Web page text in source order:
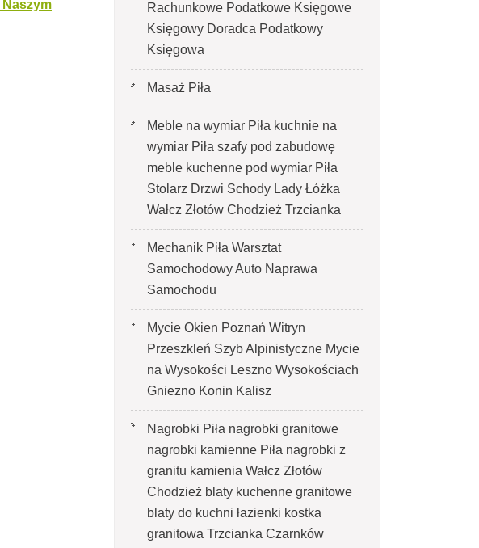
Rachunkowe Podatkowe Księgowe
Księgowy Doradca Podatkowy
Księgowa
Masaż Piła
Meble na wymiar Piła kuchnie na
wymiar Piła szafy pod zabudowę
meble kuchenne pod wymiar Piła
Stolarz Drzwi Schody Lady Łóżka
Wałcz Złotów Chodzież Trzcianka
Mechanik Piła Warsztat
Samochodowy Auto Naprawa
Samochodu
Mycie Okien Poznań Witryn
Przeszkleń Szyb Alpinistyczne Mycie
na Wysokości Leszno Wysokościach
Gniezno Konin Kalisz
Nagrobki Piła nagrobki granitowe
nagrobki kamienne Piła nagrobki z
granitu kamienia Wałcz Złotów
Chodzież blaty kuchenne granitowe
blaty do kuchni łazienki kostka
granitowa Trzcianka Czarnków